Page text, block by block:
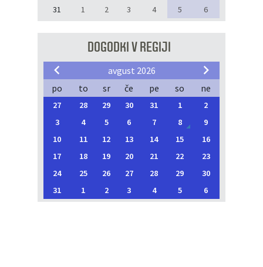
31 1 2 3 4 5 6
DOGODKI V REGIJI
avgust 2026
po
to sr če pe so ne
27 28 29 30 31 1
2
3
4 5 6 7 8
9
10
11 12 13 14 15
16
17
18 19 20 21 22
23
24
25 26 27 28 29
30
31
1 2 3 4 5 6